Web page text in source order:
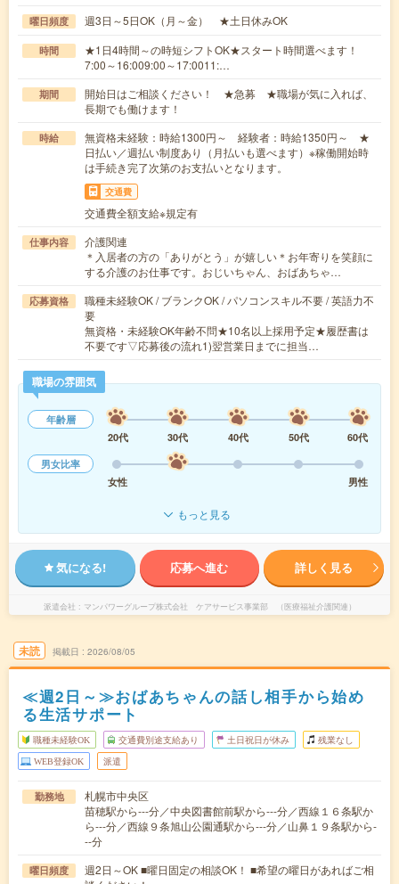
曜日頻度 週3日～5日OK（月～金） ★土日休みOK
時間
★1日4時間～の時短シフトOK★スタート時間選べます！
7:00～16:009:00～17:0011:…
期間
開始日はご相談ください！ ★急募 ★職場が気に入れば、
長期でも働けます！
時給
無資格未経験：時給1300円～ 経験者：時給1350円～ ★
日払い／週払い制度あり（月払いも選べます）※稼働開始時
は手続き完了次第のお支払いとなります。
交通費
交通費全額支給※規定有
仕事内容
介護関連
＊入居者の方の「ありがとう」が嬉しい＊お年寄りを笑顔に
する介護のお仕事です。おじいちゃん、おばあちゃ…
応募資格
職種未経験OK / ブランクOK / パソコンスキル不要 / 英語力不
要
無資格・未経験OK年齢不問★10名以上採用予定★履歴書は
不要です▽応募後の流れ1)翌営業日までに担当…
職場の雰囲気
年齢層
20代
30代 40代 50代
60代
男女比率
女性
男性
もっと見る
気になる! 応募へ進む 詳しく見る
派遣会社 マンパワーグループ株式会社 ケアサービス事業部 （医療福祉介護関連）
未読 掲載日 2026/08/05
≪週2日～≫おばあちゃんの話し相手から始め
る生活サポート
職種未経験OK 交通費別途支給あり 土日祝日が休み 残業なし
WEB登録OK 派遣
勤務地
札幌市中央区
苗穂駅から---分／中央図書館前駅から---分／西線１６条駅か
ら---分／西線９条旭山公園通駅から---分／山鼻１９条駅から-
--分
曜日頻度
週2日～OK ■曜日固定の相談OK！ ■希望の曜日があればご相